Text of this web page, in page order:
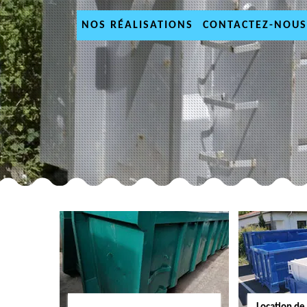
NOS RÉALISATIONS CONTACTEZ-